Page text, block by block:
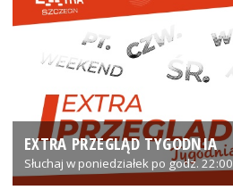
EXTRA PRZEGLĄD TYGODNIA
Słuchaj w poniedziałek po godz. 22:00